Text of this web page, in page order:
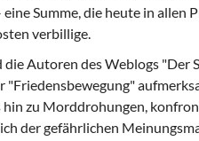
Summe, die heute in allen
verbillige.
Autoren des Weblogs "Der
"Friedensbewegung"
hin zu Morddrohungen,
der gefährlichen